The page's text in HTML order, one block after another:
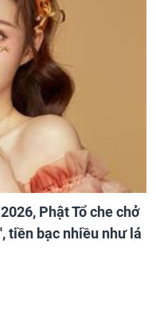
Phật Tổ che chở
tiền bạc nhiều như lá